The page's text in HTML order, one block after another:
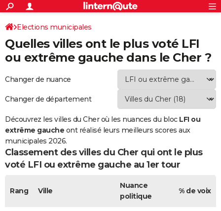
ACTUALITÉS
Politique
Société
Faits Divers
Education
Monde
Villes
+
SPORT
Coupe du monde 2026
Football
Tennis
Cyclisme
Rugby
Forum
CULTURE
Mobiles
Meilleur smartphone
Internet
Ordinateurs
Jeux vidéo
Guide high-tech
+
BRICOLAGE
Forum
Aménagement intérieur
Extérieur
Cuisine
Salle de bains
Jardinage
Rangement
+WEEK-END
Guides de France
Escapades
Patrimoine
Expositions
Musées
Week-end nature
+
Art de vivre
Bien-être
Loisirs
Mode
Modes de vie
SANTE
Elections municipales
Classement LFI ou extrême gauche du Cher
Quelles villes ont le plus voté LFI
ou extrême gauche dans le Cher ?
Changer de nuance
Changer de département
Découvrez les villes du Cher où les nuances du bloc LFI ou
extrême gauche ont réalisé leurs meilleurs scores aux
municipales 2026.
Classement des villes du Cher qui ont le plus
voté LFI ou extrême gauche au 1er tour
Rang Ville
Nuance
politique
% de voix